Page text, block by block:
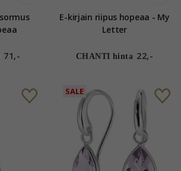
71,-
E-kirjain riipus hopeaa - My
Letter
CHANTI hinta 22,-
SALE